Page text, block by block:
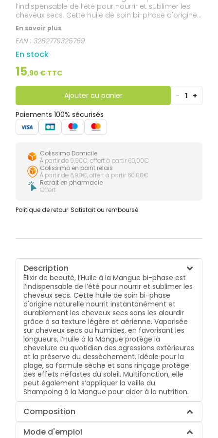
l’indispensable de l’été pour nourrir et sublimer les
cheveux secs. Cette huile de soin bi-phase d'origine
naturelle nourrit instantanément et durablement les
cheveux secs sans les alourdir grâce à sa texture
légère et aérienne. Vaporisée sur cheveux secs ou
humides, en favorisant les longueurs, l’Huile à la
Mangue protège la chevelure au quotidien des
agressions extérieures et la préserve du
dessèchement. Idéale pour la plage, sa formule
sèche et sans rinçage protège des effets néfastes
du soleil. Multifonction, elle peut également
s’appliquer la veille du Shampoing à la Mangue pour
aider à la nutrition.
En savoir plus
EAN :3282779325769
En stock
15,90 € TTC
Ajouter au panier - 1 +
Paiements 100% sécurisés
Colissimo Domicile
À partir de 9,90€, offert à partir 60,00€
Colissimo en point relais
À partir de 6,90€, offert à partir 60,00€
Retrait en pharmacie
Offert
Politique de retour Satisfait ou remboursé
Description
Élixir de beauté, l’Huile à la Mangue bi-phase est
l’indispensable de l’été pour nourrir et sublimer les
cheveux secs. Cette huile de soin bi-phase
d'origine naturelle nourrit instantanément et
durablement les cheveux secs sans les alourdir
grâce à sa texture légère et aérienne. Vaporisée
sur cheveux secs ou humides, en favorisant les
longueurs, l’Huile à la Mangue protège la
chevelure au quotidien des agressions extérieures
et la préserve du dessèchement. Idéale pour la
plage, sa formule sèche et sans rinçage protège
des effets néfastes du soleil. Multifonction, elle
peut également s’appliquer la veille du
Shampoing à la Mangue pour aider à la nutrition.
Composition
Mode d'emploi